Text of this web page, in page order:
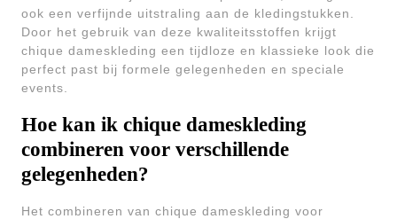
ook een verfijnde uitstraling aan de kledingstukken.
Door het gebruik van deze kwaliteitsstoffen krijgt
chique dameskleding een tijdloze en klassieke look die
perfect past bij formele gelegenheden en speciale
events.
Hoe kan ik chique dameskleding
combineren voor verschillende
gelegenheden?
Het combineren van chique dameskleding voor